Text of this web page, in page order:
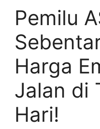
Pemilu
Harga
Jalan di
Hari!